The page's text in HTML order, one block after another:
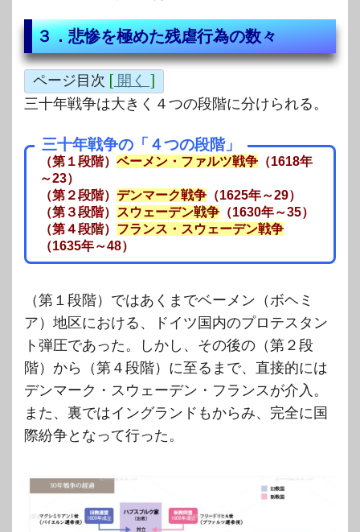
３．悲惨を極めた残虐行為の数々
ページ目次 [ 開く ]
三十年戦争は大きく４つの段階に分けられる。
三十年戦争の「４つの段階」
（第１段階） ベーメン・ファルツ戦争 （1618年
～23）
（第２段階） デンマーク戦争 （1625年～29）
（第３段階）
スウェーデン戦争 （1630年～35）
（第４段階） フランス・スウェーデン戦争
（1635年～48）
（第１段階）ではあくまでベーメン（ボヘミ
ア）地区における、ドイツ国内のプロテスタン
ト弾圧であった。しかし、その後の（第２段
階）から（第４段階）に至るまで、直接的には
デンマーク・スウェーデン・フランスが介入。
また、裏ではイングランドもからみ、完全に国
際紛争となって行った。